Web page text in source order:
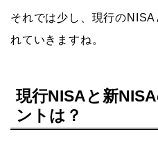
それでは少し、現行の
れていきますね。
現行NISAと新
ントは？